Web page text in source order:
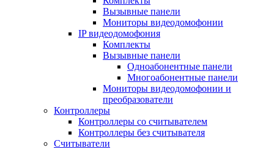
Вызывные панели
Мониторы видеодомофонии
IP видеодомофония
Комплекты
Вызывные панели
Одноабонентные панели
Многоабонентные панели
Мониторы видеодомофонии и
преобразователи
Контроллеры
Контроллеры со считывателем
Контроллеры без считывателя
Считыватели